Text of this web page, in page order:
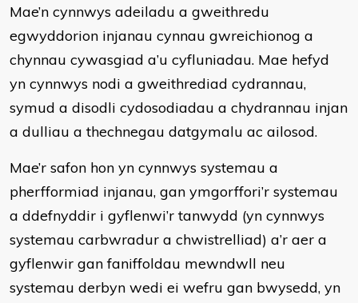
Mae’n cynnwys adeiladu a gweithredu
egwyddorion injanau cynnau gwreichionog a
chynnau cywasgiad a’u cyfluniadau. Mae hefyd
yn cynnwys nodi a gweithrediad cydrannau,
symud a disodli cydosodiadau a chydrannau injan
a dulliau a thechnegau datgymalu ac ailosod.
Mae’r safon hon yn cynnwys systemau a
pherfformiad injanau, gan ymgorffori’r systemau
a ddefnyddir i gyflenwi’r tanwydd (yn cynnwys
systemau carbwradur a chwistrelliad) a’r aer a
gyflenwir gan faniffoldau mewndwll neu
systemau derbyn wedi ei wefru gan bwysedd, yn